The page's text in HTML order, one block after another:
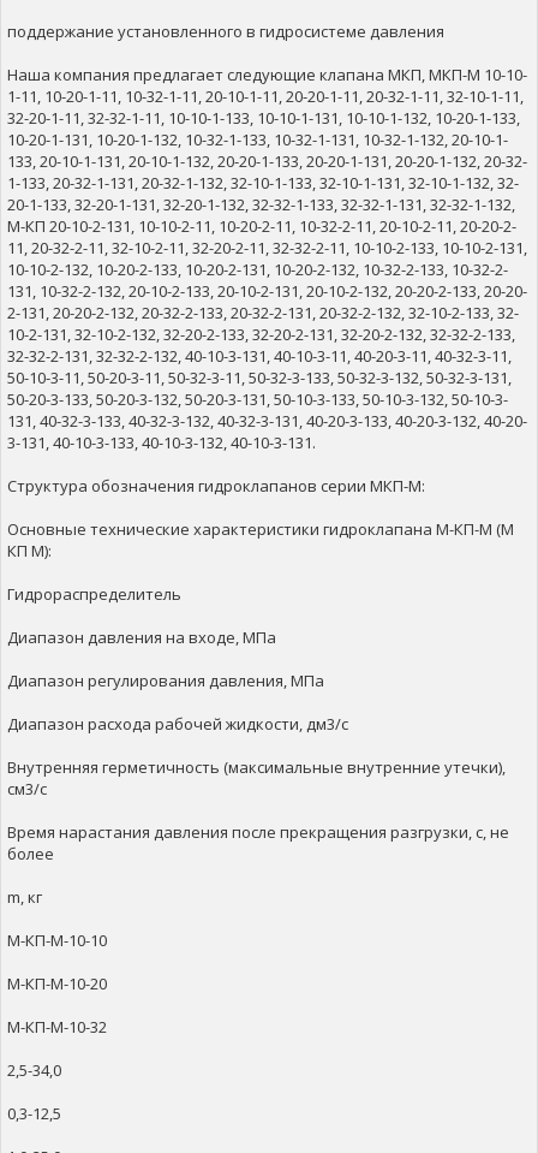
поддержание установленного в гидросистеме давления
Наша компания предлагает следующие клапана МКП, МКП-М 10-10-
1-11, 10-20-1-11, 10-32-1-11, 20-10-1-11, 20-20-1-11, 20-32-1-11, 32-10-1-11,
32-20-1-11, 32-32-1-11, 10-10-1-133, 10-10-1-131, 10-10-1-132, 10-20-1-133,
10-20-1-131, 10-20-1-132, 10-32-1-133, 10-32-1-131, 10-32-1-132, 20-10-1-
133, 20-10-1-131, 20-10-1-132, 20-20-1-133, 20-20-1-131, 20-20-1-132, 20-32-
1-133, 20-32-1-131, 20-32-1-132, 32-10-1-133, 32-10-1-131, 32-10-1-132, 32-
20-1-133, 32-20-1-131, 32-20-1-132, 32-32-1-133, 32-32-1-131, 32-32-1-132,
М-КП 20-10-2-131, 10-10-2-11, 10-20-2-11, 10-32-2-11, 20-10-2-11, 20-20-2-
11, 20-32-2-11, 32-10-2-11, 32-20-2-11, 32-32-2-11, 10-10-2-133, 10-10-2-131,
10-10-2-132, 10-20-2-133, 10-20-2-131, 10-20-2-132, 10-32-2-133, 10-32-2-
131, 10-32-2-132, 20-10-2-133, 20-10-2-131, 20-10-2-132, 20-20-2-133, 20-20-
2-131, 20-20-2-132, 20-32-2-133, 20-32-2-131, 20-32-2-132, 32-10-2-133, 32-
10-2-131, 32-10-2-132, 32-20-2-133, 32-20-2-131, 32-20-2-132, 32-32-2-133,
32-32-2-131, 32-32-2-132, 40-10-3-131, 40-10-3-11, 40-20-3-11, 40-32-3-11,
50-10-3-11, 50-20-3-11, 50-32-3-11, 50-32-3-133, 50-32-3-132, 50-32-3-131,
50-20-3-133, 50-20-3-132, 50-20-3-131, 50-10-3-133, 50-10-3-132, 50-10-3-
131, 40-32-3-133, 40-32-3-132, 40-32-3-131, 40-20-3-133, 40-20-3-132, 40-20-
3-131, 40-10-3-133, 40-10-3-132, 40-10-3-131.
Структура обозначения гидроклапанов серии МКП-М:
Основные технические характеристики гидроклапана М-КП-М (М
КП М):
Гидрораспределитель
Диапазон давления на входе, МПа
Диапазон регулирования давления, МПа
Диапазон расхода рабочей жидкости, дм3/с
Внутренняя герметичность (максимальные внутренние утечки),
см3/с
Время нарастания давления после прекращения разгрузки, с, не
более
m, кг
М-КП-М-10-10
М-КП-М-10-20
М-КП-М-10-32
2,5-34,0
0,3-12,5